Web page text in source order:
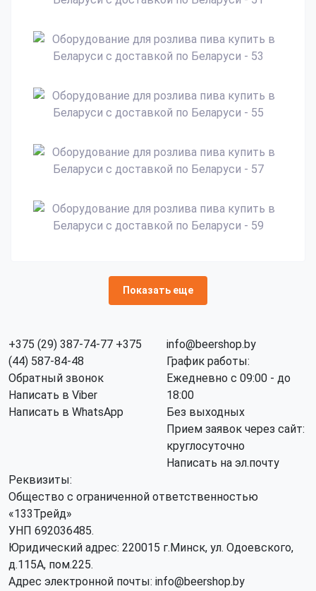
Показать еще
+375 (29) 387-74-77 +375
(44) 587-84-48
Обратный звонок
Написать в Viber
Написать в WhatsApp
info@beershop.by
График работы:
Ежедневно с 09:00 - до
18:00
Без выходных
Прием заявок через сайт:
круглосуточно
Написать на эл.почту
Реквизиты:
Общество с ограниченной ответственностью
«133Трейд»
УНП 692036485​.
Юридический адрес: 220015 г.Минск, ул. Одоевского,
д.115А, пом.225.
Адрес электронной почты: info@beershop.by